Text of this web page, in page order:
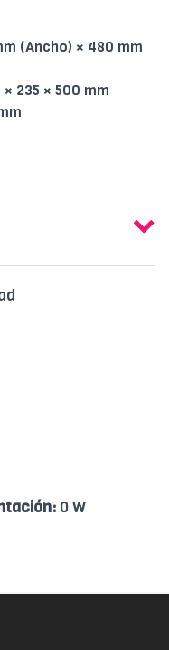
(Ancho) × 480 mm
235 × 500 mm
0 W